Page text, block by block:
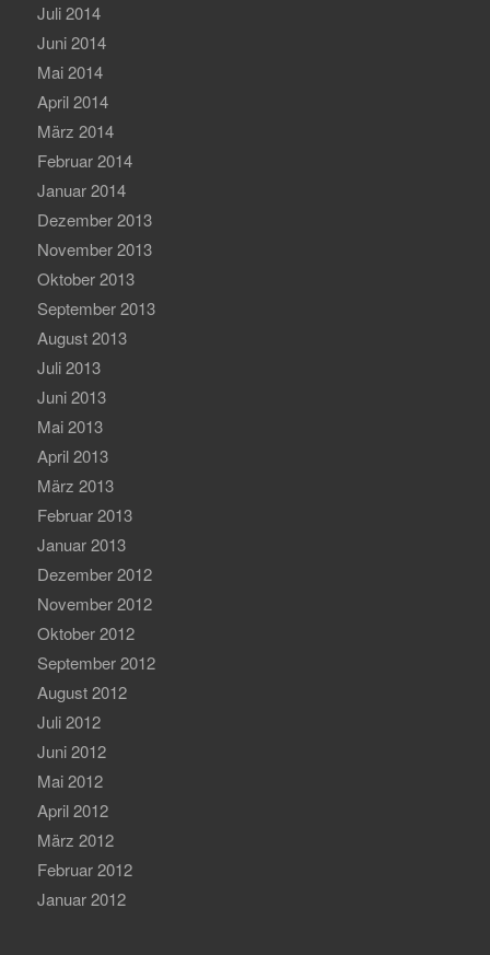
Juli 2014
Juni 2014
Mai 2014
April 2014
März 2014
Februar 2014
Januar 2014
Dezember 2013
November 2013
Oktober 2013
September 2013
August 2013
Juli 2013
Juni 2013
Mai 2013
April 2013
März 2013
Februar 2013
Januar 2013
Dezember 2012
November 2012
Oktober 2012
September 2012
August 2012
Juli 2012
Juni 2012
Mai 2012
April 2012
März 2012
Februar 2012
Januar 2012